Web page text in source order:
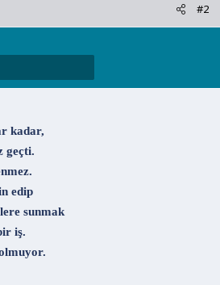
#2
kadar,
geçti.
edip
sunmak
iş.